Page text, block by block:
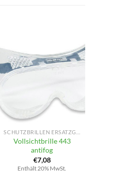
Vollsichtbrille 443
antifog
€7,08
Enthält 20% MwSt.